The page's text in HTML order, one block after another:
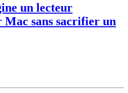
un lecteur
Mac sans sacrifier un